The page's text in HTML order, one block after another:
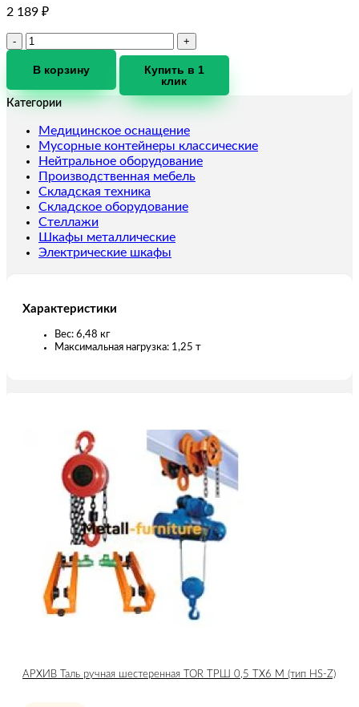
2 189 ₽
Количество
Строп
т
6),
(L=6,0
м)
30
мм
В корзину
Купить в 1
клик
Категории
Медицинское оснащение
Мусорные контейнеры классические
Нейтральное оборудование
Производственная мебель
Складская техника
Складское оборудование
Стеллажи
Шкафы металлические
Электрические шкафы
Характеристики
Вес: 6,48 кг
Максимальная нагрузка: 1,25 т
АРХИВ Таль ручная шестеренная TOR ТРШ 0,5 ТХ6 М (тип HS-Z)